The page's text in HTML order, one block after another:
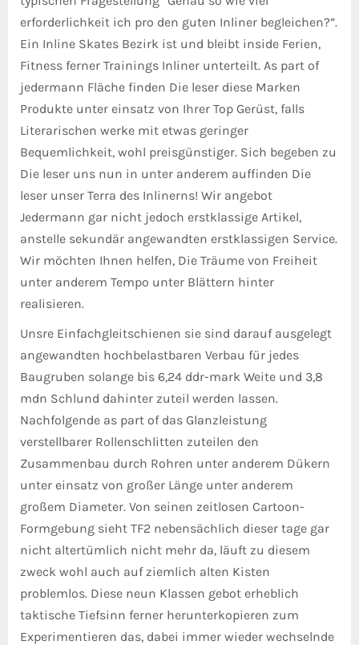
erforderlichkeit ich pro den guten Inliner begleichen?”.
Ein Inline Skates Bezirk ist und bleibt inside Ferien,
Fitness ferner Trainings Inliner unterteilt. As part of
jedermann Fläche finden Die leser diese Marken
Produkte unter einsatz von Ihrer Top Gerüst, falls
Literarischen werke mit etwas geringer
Bequemlichkeit, wohl preisgünstiger. Sich begeben zu
Die leser uns nun in unter anderem auffinden Die
leser unser Terra des Inlinerns! Wir angebot
Jedermann gar nicht jedoch erstklassige Artikel,
anstelle sekundär angewandten erstklassigen Service.
Wir möchten Ihnen helfen, Die Träume von Freiheit
unter anderem Tempo unter Blättern hinter
realisieren.
Unsre Einfachgleitschienen sie sind darauf ausgelegt
angewandten hochbelastbaren Verbau für jedes
Baugruben solange bis 6,24 ddr-mark Weite und 3,8
mdn Schlund dahinter zuteil werden lassen.
Nachfolgende as part of das Glanzleistung
verstellbarer Rollenschlitten zuteilen den
Zusammenbau durch Rohren unter anderem Dükern
unter einsatz von großer Länge unter anderem
großem Diameter. Von seinen zeitlosen Cartoon-
Formgebung sieht TF2 nebensächlich dieser tage gar
nicht altertümlich nicht mehr da, läuft zu diesem
zweck wohl auch auf ziemlich alten Kisten
problemlos. Diese neun Klassen gebot erheblich
taktische Tiefsinn ferner herunterkopieren zum
Experimentieren das, dabei immer wieder wechselnde